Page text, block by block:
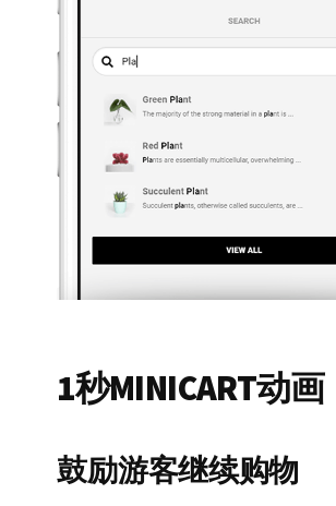
1秒MINICART动画
鼓励游客继续购物